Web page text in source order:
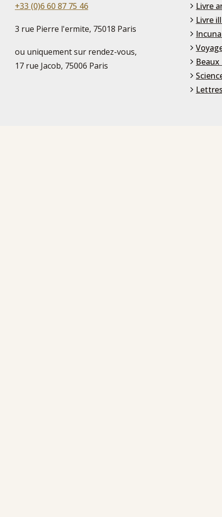
+33 (0)6 60 87 75 46
3 rue Pierre l'ermite, 75018 Paris
ou uniquement sur rendez-vous,
17 rue Jacob, 75006 Paris
Livre
Livre